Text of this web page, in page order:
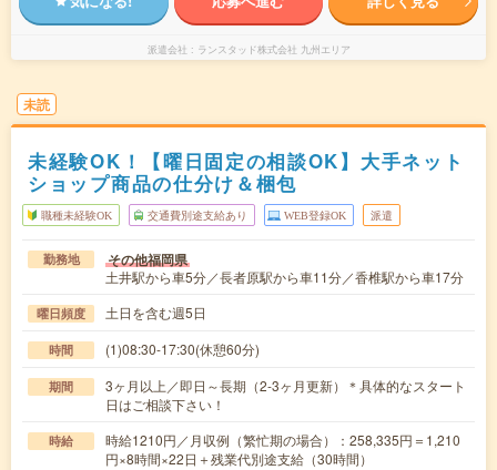
派遣会社 ランスタッド株式会社 九州エリア
未読
未経験OK！【曜日固定の相談OK】大手ネット
ショップ商品の仕分け＆梱包
職種未経験OK 交通費別途支給あり WEB登録OK 派遣
勤務地 その他福岡県
土井駅から車5分／長者原駅から車11分／香椎駅から車17分
曜日頻度 土日を含む週5日
時間 (1)08:30-17:30(休憩60分)
期間
3ヶ月以上／即日～長期（2-3ヶ月更新）＊具体的なスタート
日はご相談下さい！
時給
時給1210円／月収例（繁忙期の場合）：258,335円＝1,210
円×8時間×22日＋残業代別途支給（30時間）